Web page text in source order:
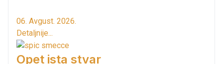
06. Avgust. 2026.
Detaljnije...
Opet ista stvar